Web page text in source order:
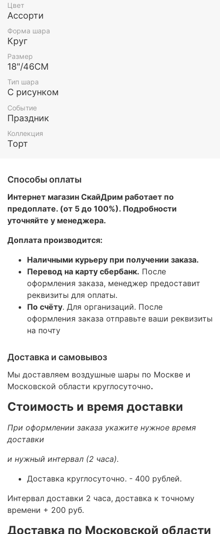
Цвет
Ассорти
Форма шара
Круг
Размер
18"/46СМ
Тип шара
С рисунком
Событие
Праздник
Коллекция
Торт
Способы оплаты
Интернет магазин СкайДрим работает по
предоплате. (от 5 до 100%). Подробности
уточняйте у менеджера.
Доплата производится:
Наличными курьеру при получении заказа.
Перевод на карту сбербанк. После
оформления заказа, менеджер предоставит
реквизиты для оплаты.
По счёту. Для организаций. После
оформления заказа отправьте ваши реквизиты
на почту
Доставка и самовывоз
Мы доставляем воздушные шары по Москве и
Московской области круглосуточно.
Стоимость и время доставки
При оформлении заказа укажите нужное время
доставки
и нужный интервал (2 часа).
Доставка круглосуточно. - 400 рублей.
Интервал доставки 2 часа, доставка к точному
времени + 200 руб.
Доставка по Московской области